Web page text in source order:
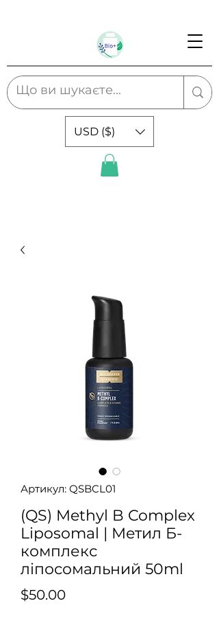
USD ($)
Артикул: QSBCL01
(QS) Methyl B Complex
Liposomal | Метил Б-
комплекс
ліпосомальний 50ml
$50.00Ціна